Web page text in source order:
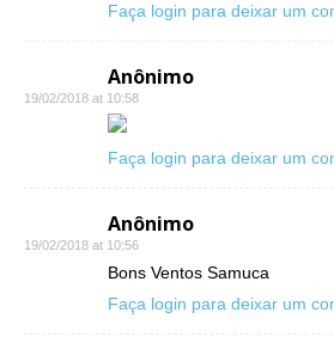
Faça login para deixar um
Anônimo
19/02/2018 at 10:58
Faça login para deixar um
Anônimo
19/02/2018 at 10:56
Bons Ventos Samuca
Faça login para deixar um